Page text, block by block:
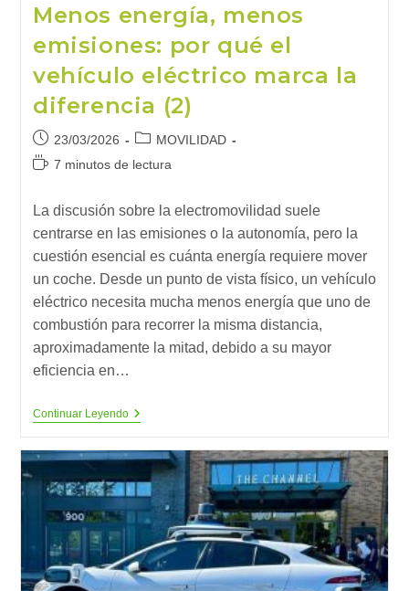
Menos energía, menos
emisiones: por qué el
vehículo eléctrico marca la
diferencia (2)
Publicación
de
23/03/2026
Categoría
de
MOVILIDAD
Tiempo7 minutos de lectura
La discusión sobre la electromovilidad suele
centrarse en las emisiones o la autonomía, pero la
cuestión esencial es cuánta energía requiere mover
un coche. Desde un punto de vista físico, un vehículo
eléctrico necesita mucha menos energía que uno de
combustión para recorrer la misma distancia,
aproximadamente la mitad, debido a su mayor
eficiencia en…
Continuar LeyendoMenos
Emisiones:
Qué
El
Vehículo
Eléctrico
Marca
La
Diferencia